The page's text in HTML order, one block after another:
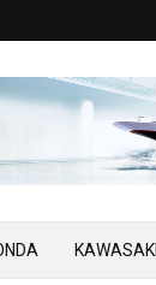
KAWASAKI